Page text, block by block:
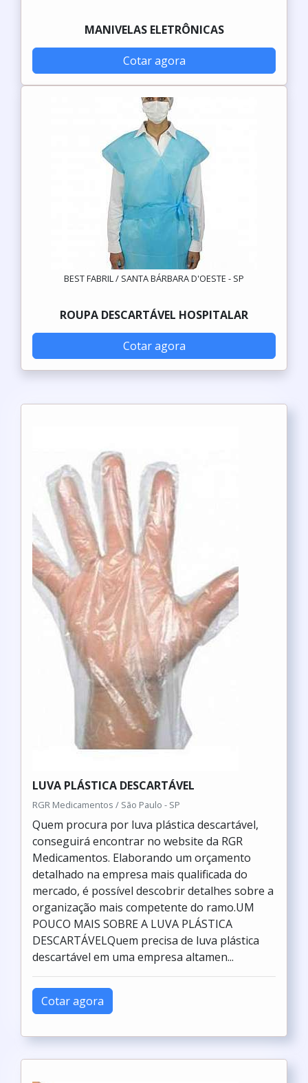
MANIVELAS ELETRÔNICAS
Cotar agora
BEST FABRIL / SANTA BÁRBARA D'OESTE - SP
ROUPA DESCARTÁVEL HOSPITALAR
Cotar agora
LUVA PLÁSTICA DESCARTÁVEL
RGR Medicamentos / São Paulo - SP
Quem procura por luva plástica descartável,
conseguirá encontrar no website da RGR
Medicamentos. Elaborando um orçamento
detalhado na empresa mais qualificada do
mercado, é possível descobrir detalhes sobre a
organização mais competente do ramo.UM
POUCO MAIS SOBRE A LUVA PLÁSTICA
DESCARTÁVELQuem precisa de luva plástica
descartável em uma empresa altamen...
Cotar agora